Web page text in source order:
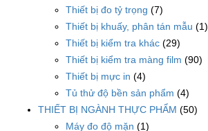
Thiết bị đo tỷ trọng (7)
Thiết bị khuấy, phân tán mẫu (1)
Thiết bị kiểm tra khác (29)
Thiết bị kiểm tra màng film (90)
Thiết bị mực in (4)
Tủ thử độ bền sản phẩm (4)
THIẾT BỊ NGÀNH THỰC PHẨM (50)
Máy đo độ mặn (1)